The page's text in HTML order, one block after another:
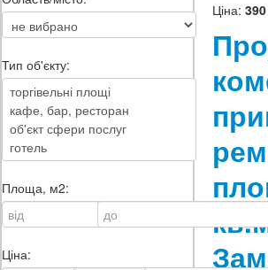
Тип об'єкту:
Площа, м2:
Ціна:
Ціна: